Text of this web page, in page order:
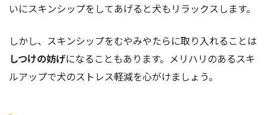
いにスキンシップをしてあげると犬もリラックスします。
しかし、スキンシップをむやみやたらに取り入れることは
しつけの妨げになることもあります。メリハリのあるスキ
ルアップで犬のストレス軽減を心がけましょう。